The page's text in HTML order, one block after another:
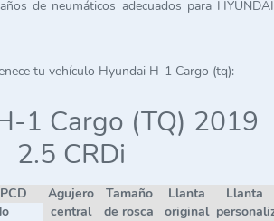
de neumáticos adecuados para HYUNDAI
tu vehículo Hyundai H-1 Cargo (tq):
1 Cargo (TQ) 2019
2.5 CRDi
PCD
Agujero
central
Tamaño
de rosca
Llanta
original
Llanta